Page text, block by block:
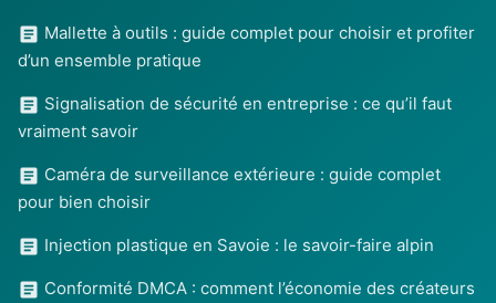
Mallette à outils : guide complet pour choisir et profiter
d’un ensemble pratique
Signalisation de sécurité en entreprise : ce qu’il faut
vraiment savoir
Caméra de surveillance extérieure : guide complet
pour bien choisir
Injection plastique en Savoie : le savoir-faire alpin
Conformité DMCA : comment l’économie des créateurs